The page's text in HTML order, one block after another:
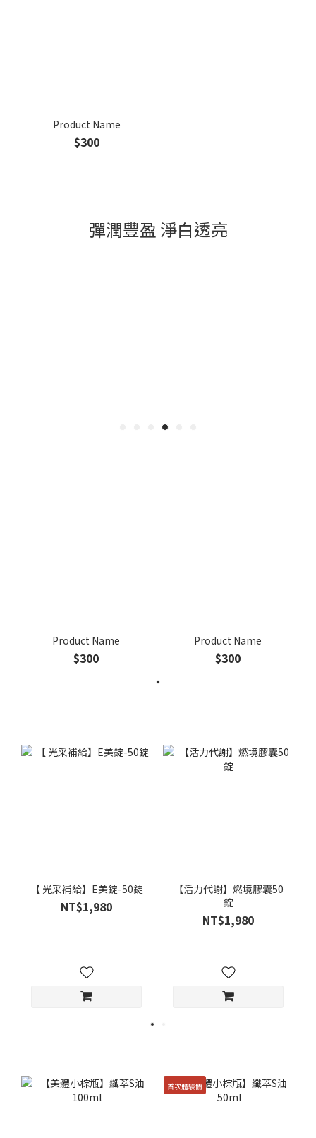
Product Name
$300
彈潤豐盈 淨白透亮
Product Name
$300
Product Name
$300
【 光采補給】E美錠-50錠
NT$1,980
【活力代謝】燃境膠囊50
錠
NT$1,980
首次體驗價